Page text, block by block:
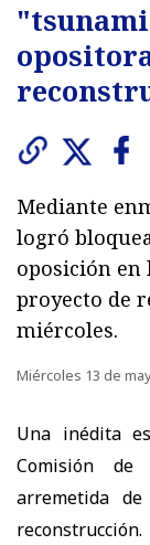
Mediante
logró
oposición en
proyecto de
miércoles.
Miércoles 13 de
Una inédita
Comisión
arremetida